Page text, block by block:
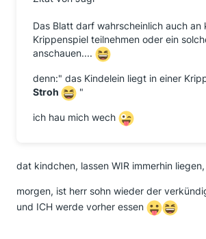
Das Blatt darf wahrscheinlich auch an
Krippenspiel teilnehmen oder ein
anschauen....
denn:" das Kindelein liegt in einer
Stroh
"
ich hau mich wech
dat kindchen, lassen WIR immerhin
morgen, ist herr sohn wieder der
und ICH werde vorher essen